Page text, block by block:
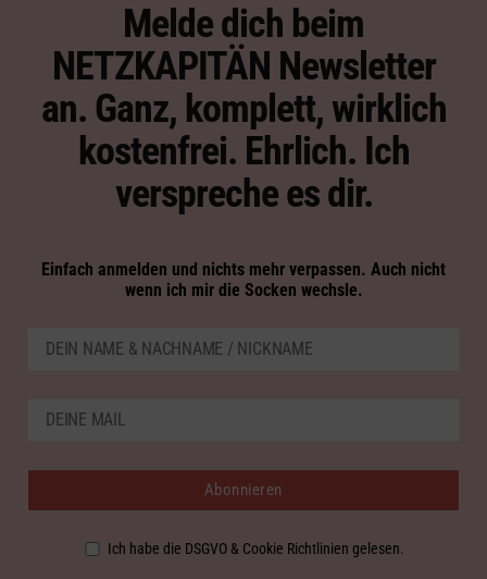
Melde dich beim
NETZKAPITÄN Newsletter
an. Ganz, komplett, wirklich
kostenfrei. Ehrlich. Ich
verspreche es dir.
Einfach anmelden und nichts mehr verpassen. Auch nicht
wenn ich mir die Socken wechsle.
Ich habe die DSGVO & Cookie Richtlinien gelesen.